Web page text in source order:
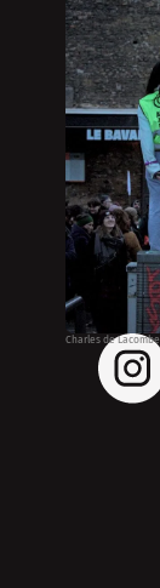
Charles de Lacombe